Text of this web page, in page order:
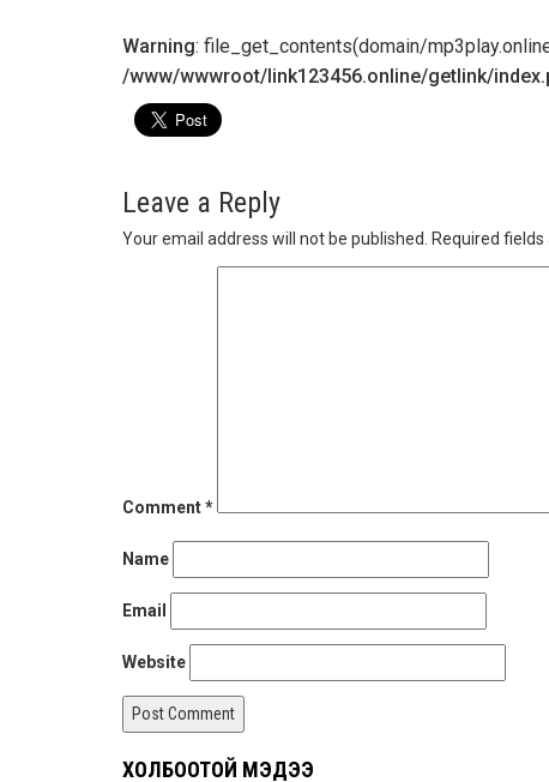
Warning: file_get_contents(domain/
/www/wwwroot/link123456.online/getlink/
Leave a Reply
Your email address will not be published. Required
Comment*
Name
Email
Website
ХОЛБООТОЙ МЭДЭЭ